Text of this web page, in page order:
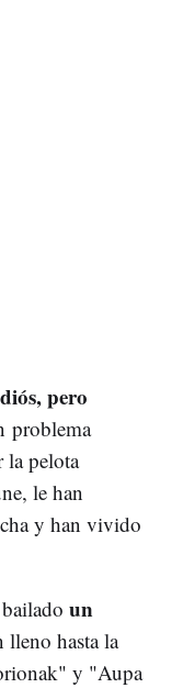
pero
problema
la pelota
le han
y han vivido
un
hasta la
y "Aupa